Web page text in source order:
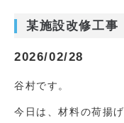
某施設改修工事
2026/02/28
谷村です。
今日は、材料の荷揚